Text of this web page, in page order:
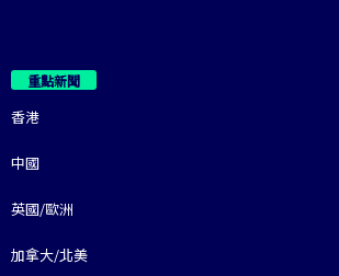
重點新聞
香港
中國
英國/歐洲
加拿大/北美